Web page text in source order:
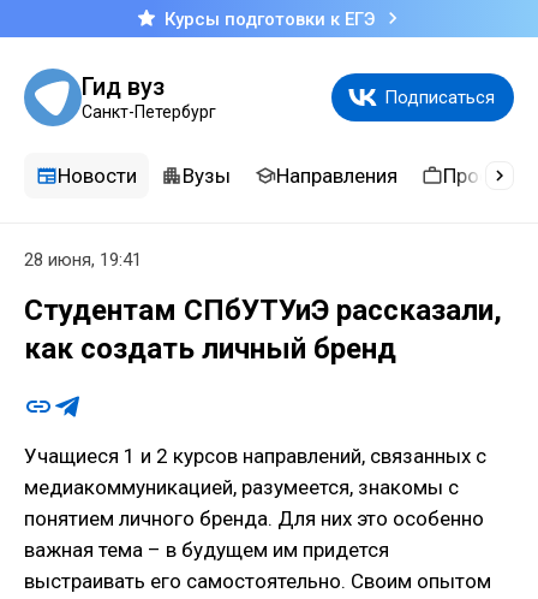
Курсы подготовки к ЕГЭ
Гид вуз
Санкт-Петербург
Подписаться
Новости Вузы Направления
28 июня, 19:41
Студентам СПбУТУиЭ рассказали,
как создать личный бренд
Учащиеся 1 и 2 курсов направлений, связанных с
медиакоммуникацией, разумеется, знакомы с
понятием личного бренда. Для них это особенно
важная тема – в будущем им придется
выстраивать его самостоятельно. Своим опытом